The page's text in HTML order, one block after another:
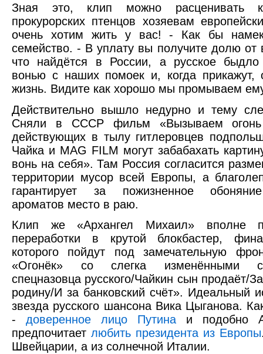
Зная это, клип можно расценивать
прокурорских птенцов хозяевам
очень хотим жить у вас! - Как бы
семейство. - В уплату вы получите долю от
что найдётся в России, а русское
вонью с наших помоек и, когда прикажут,
жизнь. Видите как хорошо мы промываем
Действительно вышло недурно и тему
Сняли в СССР фильм «Вызываем
действующих в тылу гитлеровцев
Чайка и MAG FILM могут забабахать
вонь на себя». Там Россия согласится
территории мусор всей Европы, а
гарантирует за пожизненное
ароматов место в раю.
Клип же «Архангел Михаил» вполне
переработки в крутой блокбастер,
которого пойдут под замечательную
«Огонёк» со слегка изменёнными
спецназовца русского/Чайкин сын продаёт/
родину/И за банковский счёт». Идеальный
звезда русского шансона Вика Цыганова.
- доверенное лицо Путина и подобно
предпочитает любить президента из Европы
Швейцарии, а из солнечной Италии.